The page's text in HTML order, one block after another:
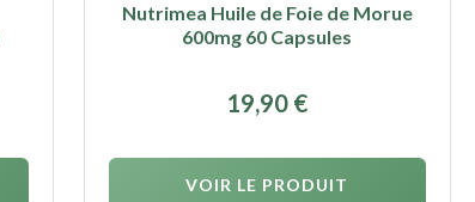
Nutrimea Huile de Foie de Morue
600mg 60 Capsules
19,90 €
VOIR LE PRODUIT